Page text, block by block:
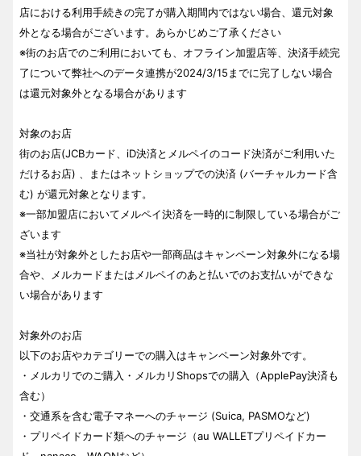
店における利用手続きの完了が購入期間内ではない場合、還元対象
外となる場合がございます。あらかじめご了承ください
※街のお店でのご利用においても、オフライン加盟店等、決済手続完
了について弊社へのデータ連携が2024/3/15までに完了しない場合
は還元対象外となる場合があります
対象のお店
街のお店(JCBカード、iD決済とメルペイのコード決済がご利用いた
だけるお店) 、またはネットショップでの決済 (バーチャルカード含
む) が還元対象となります。
※一部加盟店においてメルペイ決済を一時的に制限している場合がご
ざいます
※当社が対象外としたお店や一部商品はキャンペーン対象外になる場
合や、メルカードまたはメルペイのあと払いでのお支払いができな
い場合があります
対象外のお店
以下のお店やカテゴリーでの購入はキャンペーン対象外です。
・メルカリでのご購入・メルカリShopsでの購入（ApplePay決済も
含む）
・交通系を含む電子マネーへのチャージ (Suica, PASMOなど)
・プリペイドカード類へのチャージ（au WALLETプリペイドカー